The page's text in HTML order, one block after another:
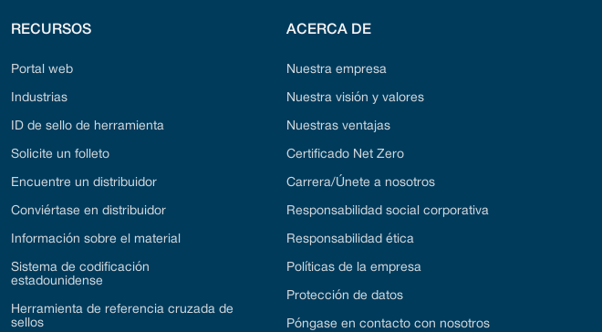
RECURSOS
Portal web
Industrias
ID de sello de herramienta
Solicite un folleto
Encuentre un distribuidor
Conviértase en distribuidor
Información sobre el material
Sistema de codificación
estadounidense
Herramienta de referencia cruzada de
sellos
ACERCA DE
Nuestra empresa
Nuestra visión y valores
Nuestras ventajas
Certificado Net Zero
Carrera/Únete a nosotros
Responsabilidad social corporativa
Responsabilidad ética
Políticas de la empresa
Protección de datos
Póngase en contacto con nosotros